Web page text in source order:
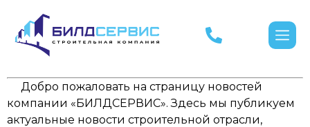
Добро пожаловать на страницу новостей
компании «БИЛДСЕРВИС». Здесь мы публикуем
актуальные новости строительной отрасли,